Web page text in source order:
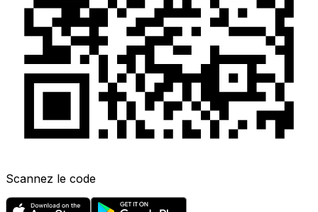
Scannez le code